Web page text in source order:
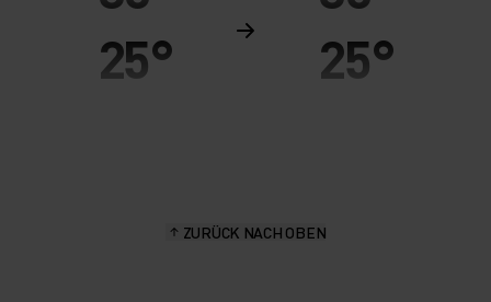
25°
25°
ZURÜCK NACH OBEN